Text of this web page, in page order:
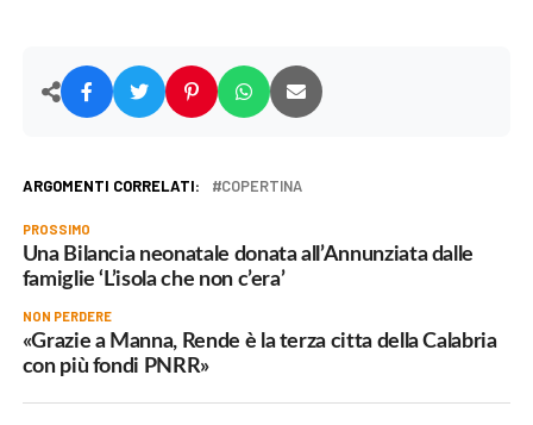
ARGOMENTI CORRELATI: COPERTINA
PROSSIMO
Una Bilancia neonatale donata all’Annunziata dalle
famiglie ‘L’isola che non c’era’
NON PERDERE
«Grazie a Manna, Rende è la terza citta della Calabria
con più fondi PNRR»